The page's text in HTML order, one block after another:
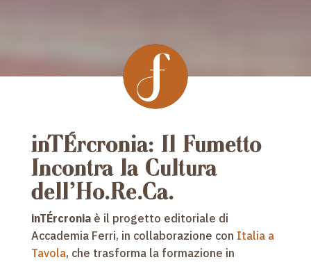
inTÉrcronia: Il Fumetto
Incontra la Cultura
dell’Ho.Re.Ca.
inTÉrcroniaè il progetto editoriale di
Accademia Ferri, in collaborazione con Italia a
Tavola, che trasforma la formazione in